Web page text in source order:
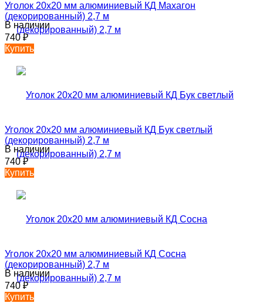
Уголок 20х20 мм алюминиевый КД Махагон
(декорированный) 2,7 м
В наличии
740 ₽
Купить
Уголок 20х20 мм алюминиевый КД Бук светлый
(декорированный) 2,7 м
В наличии
740 ₽
Купить
Уголок 20х20 мм алюминиевый КД Сосна
(декорированный) 2,7 м
В наличии
740 ₽
Купить